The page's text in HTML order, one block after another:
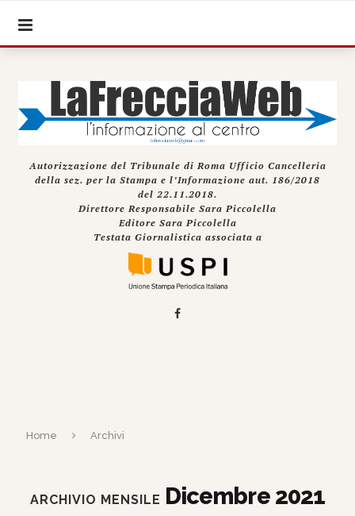
Autorizzazione del Tribunale di Roma Ufficio Cancelleria
della sez. per la Stampa e l’Informazione aut. 186/2018
del 22.11.2018.
Direttore Responsabile Sara Piccolella
Editore Sara Piccolella
Testata Giornalistica associata a
Home Archivi
ARCHIVIO MENSILE Dicembre 2021